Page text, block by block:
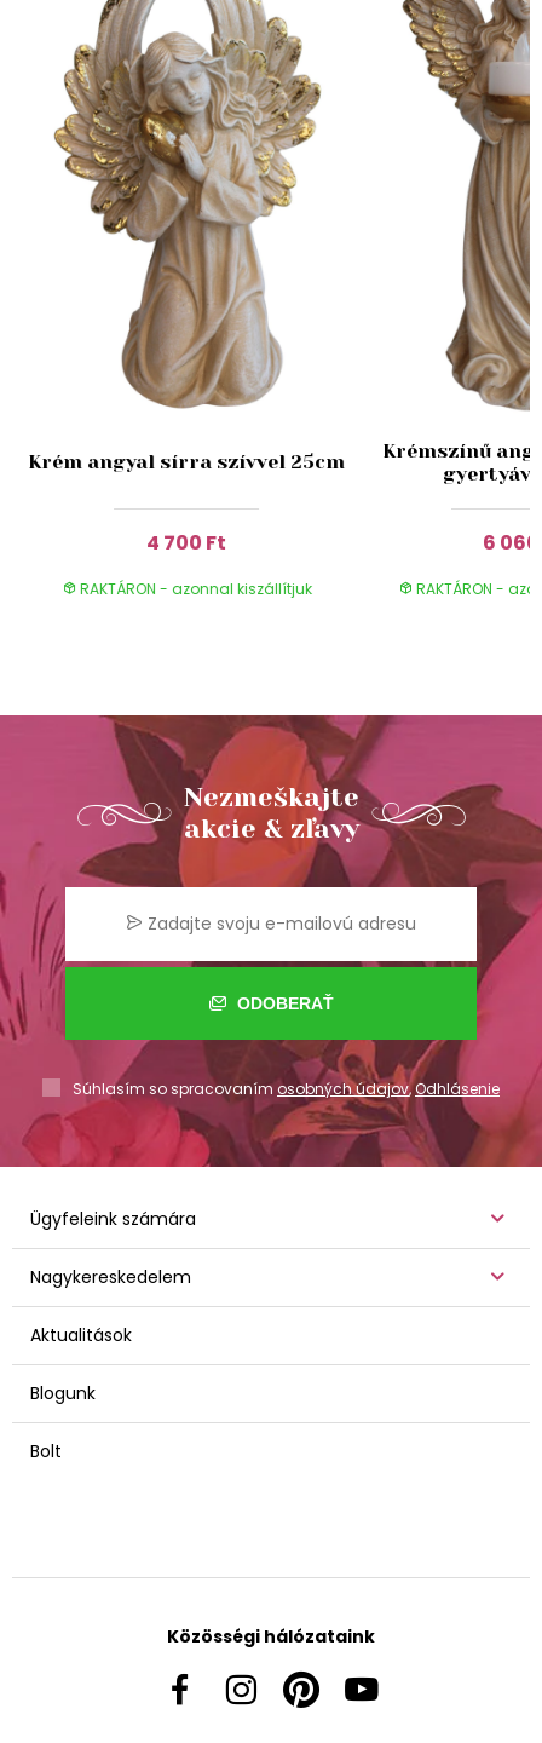
Krém angyal sírra szívvel 25cm
4 700 Ft
RAKTÁRON - azonnal kiszállítjuk
Krémszínű
6
RAKTÁRON -
Nezmeškajte
akcie & zľavy
ODOBERAŤ
Súhlasím so spracovaním osobných údajov,Odhlásenie
Ügyfeleink számára
Nagykereskedelem
Aktualitások
Blogunk
Bolt
Közösségi hálózataink